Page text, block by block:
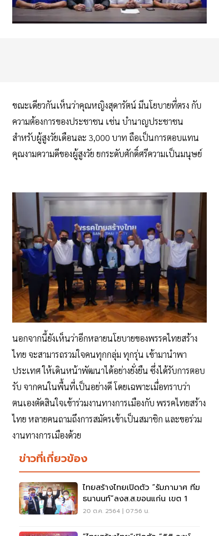
ขณะเดียวกันเห็นว่าคุณหญิงสุดารัตน์ มีนโยบายที่ตรง กับ
ความต้องการของประชาชน เช่น บำนาญประชาชน
สำหรับผู้สูงวัยเดือนละ 3,000 บาท ถือเป็นการตอบแทน
คุณงามความดีของผู้สูงวัย ยกระดับศักดิ์ศรีความเป็นมนุษย์
นอกจากนี้ยังเห็นว่าอีกหลายนโยบายของพรรคไทยสร้าง
ไทย จะสามารถรวมใจคนทุกกลุ่ม ทุกรุ่น เข้ามานำพา
ประเทศ ให้เดินหน้าพัฒนาได้อย่างยั่งยืน ซึ่งได้รับการตอบ
รับ จากคนในพื้นที่เป็นอย่างดี โดยเฉพาะเมื่อทราบว่า
ตนเองตัดสินใจเข้าร่วมงานทางการเมืองกับ พรรคไทยสร้าง
ไทย หลายคนถามถึงการสมัครเข้าเป็นสมาชิก และขอร่วม
งานทางการเมืองด้วย
ข่าวที่เกี่ยวข้อง
ไทยสร้างไทยเปิดตัว “รัมภามาศ ทีฆ
ธนานนท์”ลงส.ส.ขอนแก่น เขต 1
20 ต.ค. 2564 | 07:56 น.